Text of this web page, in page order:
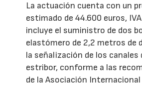
La actuación cuenta con un
estimado de 44.600 euros,
incluye el suministro de dos
elastómero de 2,2 metros de
la señalización de los canales
estribor, conforme a las
de la Asociación Internacional